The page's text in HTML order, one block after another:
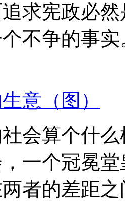
求宪政必
不争的事实
意（图）
会算个什
一个冠冕
者的差距